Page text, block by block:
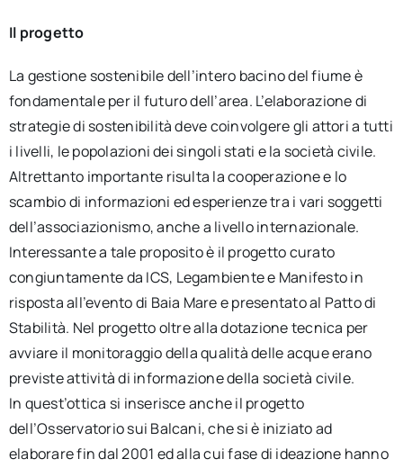
Il progetto
La gestione sostenibile dell’intero bacino del fiume è
fondamentale per il futuro dell’area. L’elaborazione di
strategie di sostenibilità deve coinvolgere gli attori a tutti
i livelli, le popolazioni dei singoli stati e la società civile.
Altrettanto importante risulta la cooperazione e lo
scambio di informazioni ed esperienze tra i vari soggetti
dell’associazionismo, anche a livello internazionale.
Interessante a tale proposito è il progetto curato
congiuntamente da ICS, Legambiente e Manifesto in
risposta all’evento di Baia Mare e presentato al Patto di
Stabilità. Nel progetto oltre alla dotazione tecnica per
avviare il monitoraggio della qualità delle acque erano
previste attività di informazione della società civile.
In quest’ottica si inserisce anche il progetto
dell’Osservatorio sui Balcani, che si è iniziato ad
elaborare fin dal 2001 ed alla cui fase di ideazione hanno